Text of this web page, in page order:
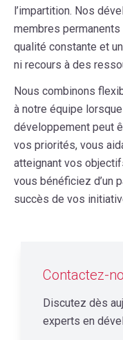
l’impartition. Nos
membres
qualité constante et
ni recours à des
Nous combinons
à notre équipe
développement peut
vos priorités, vous
atteignant vos
vous bénéficiez d’un
succès de vos
Contactez-
Discutez dès
experts en